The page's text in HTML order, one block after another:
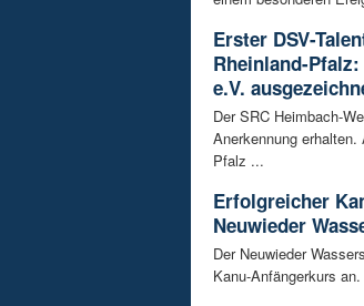
Erster DSV-
Rheinland-Pfalz:
e.V.
Der SRC Heimbach-
Anerkennung
Pfalz ...
Erfolgreicher
Neuwieder
Der Neuwieder
Kanu-Anfängerkurs